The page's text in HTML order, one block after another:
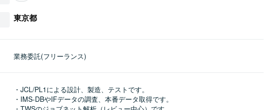
東京都
業務委託(フリーランス)
・JCL/PL1による設計、製造、テストです。
・IMS-DBやIFデータの調査、本番データ取得です。